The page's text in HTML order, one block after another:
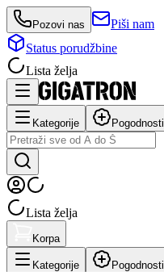
Pozovi nas
Piši nam
Status porudžbine
Lista želja
Kategorije Pogodnosti
Lista želja
Korpa
Kategorije Pogodnosti